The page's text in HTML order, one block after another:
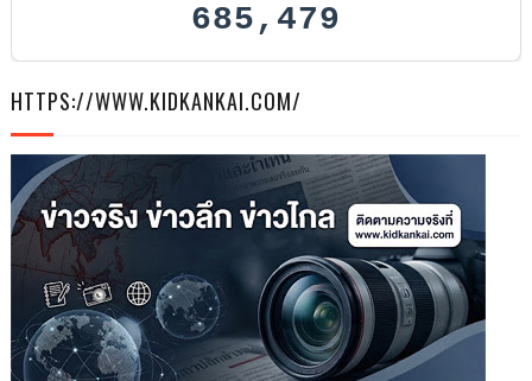
685,479
HTTPS://WWW.KIDKANKAI.COM/